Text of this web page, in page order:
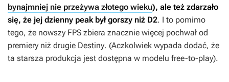
bynajmniej nie przeżywa złotego wieku), ale też zdarzało
się, że jej dzienny peak był gorszy niż D2. I to pomimo
tego, że nowszy FPS zbiera znacznie więcej pochwał od
premiery niż drugie Destiny. (Aczkolwiek wypada dodać, że
ta starsza produkcja jest dostępna w modelu free-to-play).